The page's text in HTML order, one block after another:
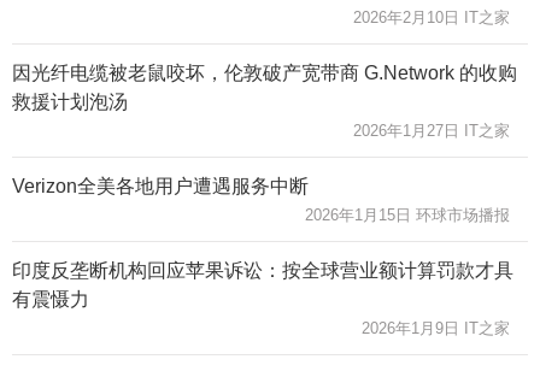
2026年2月10日 IT之家
因光纤电缆被老鼠咬坏，伦敦破产宽带商 G.Network 的收购
救援计划泡汤
2026年1月27日 IT之家
Verizon全美各地用户遭遇服务中断
2026年1月15日 环球市场播报
印度反垄断机构回应苹果诉讼：按全球营业额计算罚款才具
有震慑力
2026年1月9日 IT之家